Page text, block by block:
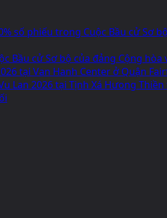
số phiếu trong Cuộc Bầu cử
Bầu cử Sơ bộ của đảng Cộng
tại Van Hanh Center ở Quận
Lan 2026 tại Tịnh Xá Hưong